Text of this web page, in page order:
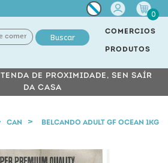
Miña
conta
0
Buscar
COMERCIOS
PRODUTOS
DE PROXIMIDADE, SEN SAÍR
DA CASA
CAN BELCANDO ADULT GF OCEAN 1KG